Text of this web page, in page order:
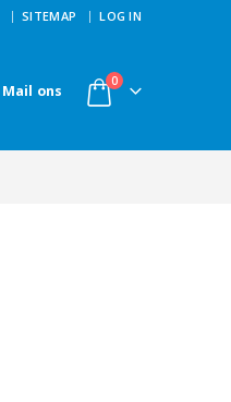
SITEMAP LOG IN
Mail ons
0